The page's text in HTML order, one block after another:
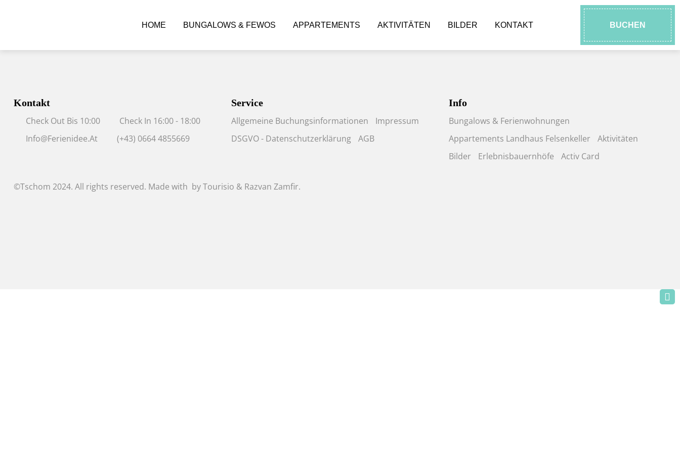
HOME BUNGALOWS & FEWOS APPARTEMENTS AKTIVITÄTEN BILDER KONTAKT BUCHEN
Kontakt
Check Out Bis 10:00
Check In 16:00 - 18:00
Info@ferienidee.at
(+43) 0664 4855669
Service
Allgemeine Buchungsinformationen
Impressum
DSGVO - Datenschutzerklärung
AGB
Info
Bungalows & Ferienwohnungen
Appartements Landhaus Felsenkeller
Aktivitäten
Bilder
Erlebnisbauernhöfe Activ Card
©Tschom 2024. All rights reserved. Made with byTourisio & Razvan Zamfir.